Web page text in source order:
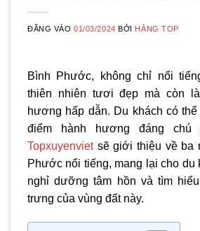
ĐĂNG VÀO01/03/2024 BỞI HẰNG TOP
Bình Phước, không chỉ nổi
thiên nhiên tươi đẹp mà còn
hương hấp dẫn. Du khách có
điểm hành hương đáng chú
Topxuyenviet sẽ giới thiệu về ba
Phước nổi tiếng, mang lại cho du
nghỉ dưỡng tâm hồn và tìm
trưng của vùng đất này.